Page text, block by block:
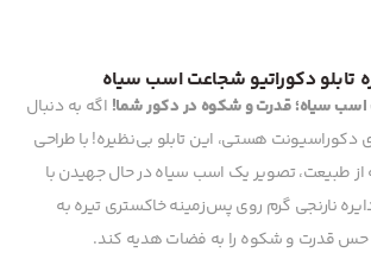
تابلو دکوراتیو شجاعت اسب سیاه
اسب سیاه؛ قدرت و شکوه در دکور شما! اگه به دنبال
دکوراسیونت هستی، این تابلو بی‌نظیره! با طراحی
از طبیعت، تصویر یک اسب سیاه در حال جهیدن با
نارنجی گرم روی پس‌زمینه خاکستری تیره به
حس قدرت و شکوه را به فضات هدیه کند.